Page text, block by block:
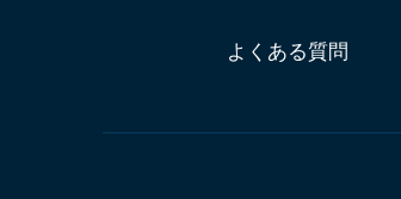
よくある質問